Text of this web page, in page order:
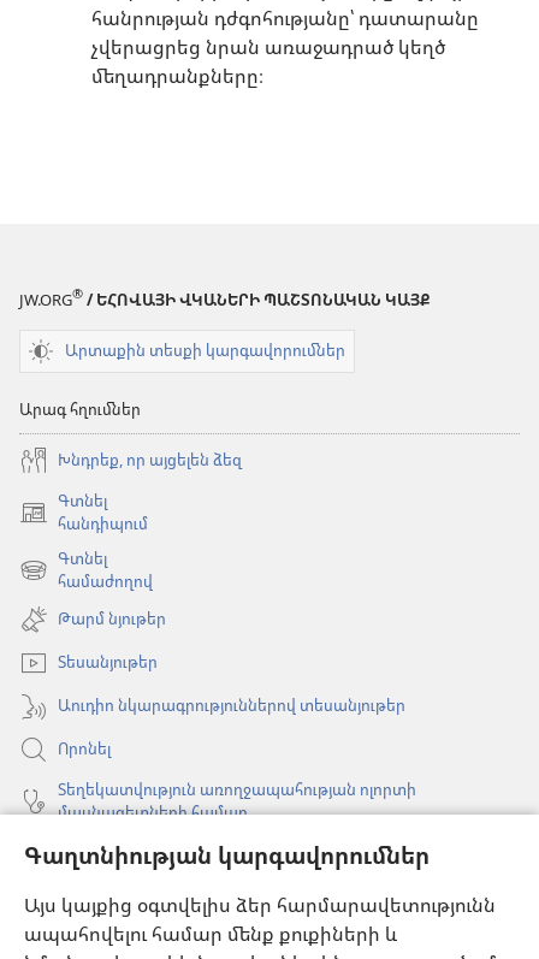
Գաղտնիության կարգավորումներ
Այս կայքից օգտվելիս ձեր հարմարավետությունն
ապահովելու համար մենք քուքիների և
հանրության դժգոհությանը՝ դատարանը
չվերացրեց նրան առաջադրած կեղծ
մեղադրանքները։
JW.ORG® / ԵՀՈՎԱՅԻ ՎԿԱՆԵՐԻ ՊԱՇՏՈՆԱԿԱՆ ԿԱՅՔ
Արտաքին տեսքի կարգավորումներ
Արագ հղումներ
Խնդրեք, որ այցելեն ձեզ
Գտնել
հանդիպում
(բացվում
նոր
պատուհան)
Գտնել
համաժողով
(բացվում
նոր
պատուհան)
Թարմ նյութեր
Տեսանյութեր
Աուդիո նկարագրություններով տեսանյութեր
Որոնել
Տեղեկատվություն առողջապահության ոլորտի
մասնագետների համար
Գլոբալ հաղորդակցություն
Օգնություն
Նվիրատվություններ